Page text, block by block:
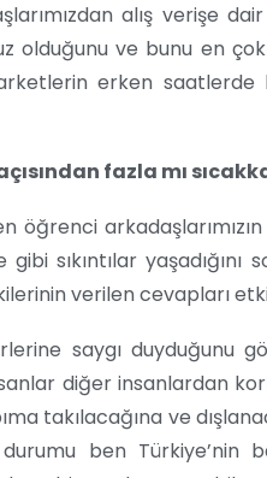
alış verişe
olduğunu ve bunu en
erken
fazla mı
öğrenci
sıkıntılar yaşadığını
verilen cevapları
saygı duyduğunu
diğer insanlardan
takılacağına ve
durumu ben Türkiye’nin